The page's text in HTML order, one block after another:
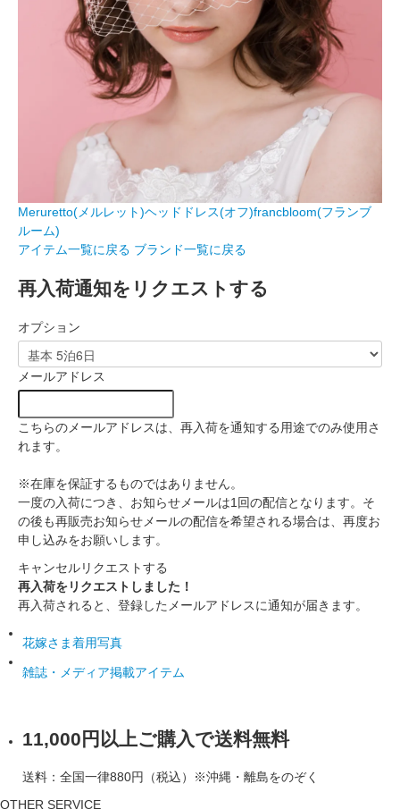
Meruretto(メルレット)ヘッドドレス(オフ)francbloom(フランブ
ルーム)
アイテム一覧に戻る ブランド一覧に戻る
再入荷通知をリクエストする
オプション
メールアドレス
こちらのメールアドレスは、再入荷を通知する用途でのみ使用さ
れます。
※在庫を保証するものではありません。
一度の入荷につき、お知らせメールは1回の配信となります。そ
の後も再販売お知らせメールの配信を希望される場合は、再度お
申し込みをお願いします。
キャンセルリクエストする
再入荷をリクエストしました！
再入荷されると、登録したメールアドレスに通知が届きます。
花嫁さま着用写真
雑誌・メディア掲載アイテム
11,000円以上ご購入で送料無料
送料：全国一律880円（税込）※沖縄・離島をのぞく
OTHER SERVICE